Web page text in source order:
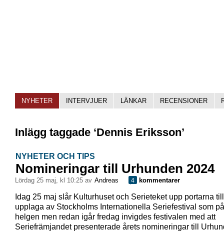
NYHETER INTERVJUER LÄNKAR RECENSIONER
Inlägg taggade ‘Dennis Eriksson’
NYHETER OCH TIPS
Nomineringar till Urhunden 2024
lördag 25 maj, kl 10:25 av Andreas 4 kommentarer
Idag 25 maj slår Kulturhuset och Serieteket upp portarna
upplaga av Stockholms Internationella Seriefestival som
helgen men redan igår fredag invigdes festivalen med att
Seriefrämjandet presenterade årets nomineringar till